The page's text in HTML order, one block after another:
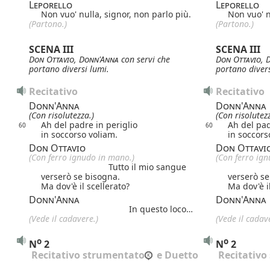
Leporello Leporello
Non vuo' nulla, signor, non parlo più.
Non vuo'
(Partono.)
(Partono.)
SCENA III SCENA III
Don Ottavio, Donn'Anna con servi che
portano diversi lumi.
Don Ottavio,
portano
Recitativo
Recitativo
Donn'Anna
Donn'Anna
(Con risolutezza.) (Con
60 Ah del padre in periglio 60
Ah del
in soccorso voliam.
in
Don Ottavio Don
(Con ferro ignudo in mano.)
(Con ferro
Tutto il mio sangue
verserò se bisogna.
verserò
Ma dov'è il scellerato?
Ma dov'è
Donn'Anna Donn'Anna
In questo loco…
(Vede il cadavere.)
(Vede il
No 2
Recitativo strumentato
e Duetto
No 2